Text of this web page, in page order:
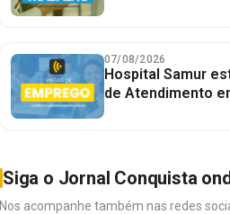
07/08/2026
Hospital Samur
de Atendimento
Siga o Jornal Conquista
Nos acompanhe também nas redes